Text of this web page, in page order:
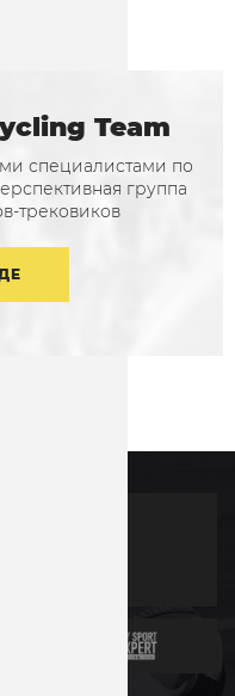
Team
специалистами по
группа
трековиков